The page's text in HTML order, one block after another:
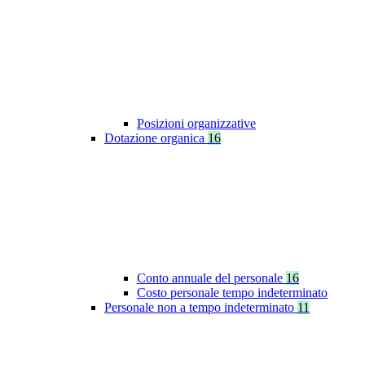
Posizioni organizzative
Dotazione organica 16
Conto annuale del personale 16
Costo personale tempo indeterminato
Personale non a tempo indeterminato 11